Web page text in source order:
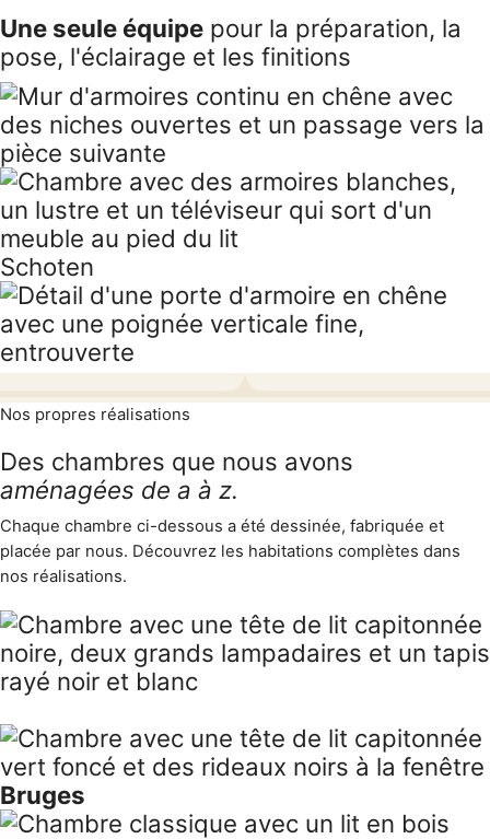
Une seule équipe pour la préparation, la
pose, l'éclairage et les finitions
Schoten
Nos propres réalisations
Des chambres que nous avons
aménagées de a à z.
Chaque chambre ci-dessous a été dessinée, fabriquée et
placée par nous. Découvrez les habitations complètes dans
nos réalisations.
Bruges